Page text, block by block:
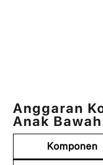
Anggaran
Anak
Komponen